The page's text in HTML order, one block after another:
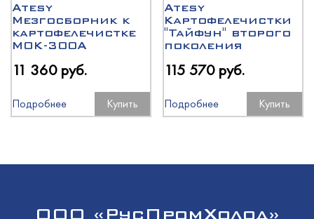
Atesy
Мезгосборник к
картофелечистке
МОК-300А
11 360 руб.
Подробнее Купить
Atesy
Картофелечистки
"Тайфун" второго
поколения
115 570 руб.
Подробнее Купить
ООО «РусПромХолод»